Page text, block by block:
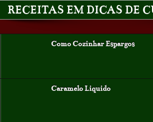
RECEITAS EM DICAS DE
Como Cozinhar Espargos
Caramelo Liquido